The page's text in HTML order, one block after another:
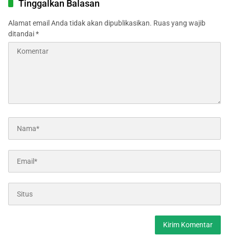
Tinggalkan Balasan
Alamat email Anda tidak akan dipublikasikan. Ruas yang wajib
ditandai*